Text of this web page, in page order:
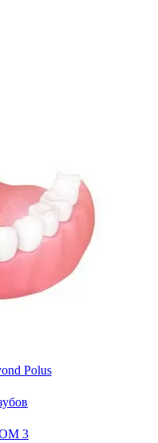
Polus
3